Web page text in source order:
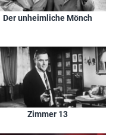
Der unheimliche Mönch
Zimmer 13